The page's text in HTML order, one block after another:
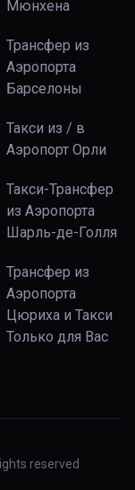
Мюнхена
Трансфер из
Аэропорта
Барселоны
Такси из / в
Аэропорт Орли
Такси-Трансфер
из Аэропорта
Шарль-де-Голля
Трансфер из
Аэропорта
Цюриха и Такси
Только для Вас
reserved